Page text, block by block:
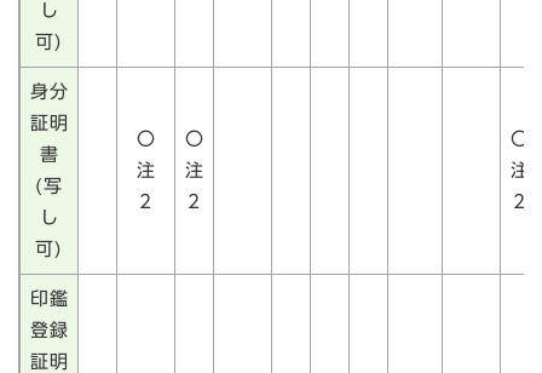
し
可)
身分
証明
書
(写
し
可)
〇
注
2
〇
注
2
〇
注
2
印鑑
登録
証明